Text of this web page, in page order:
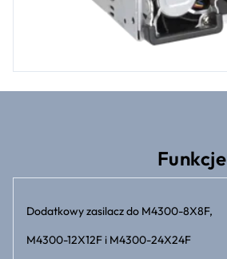
Funkcje
Dodatkowy zasilacz do M4300-8X8F,
M4300-12X12F i M4300-24X24F